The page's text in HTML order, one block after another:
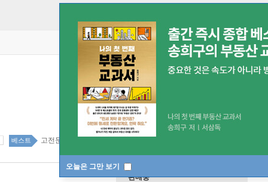
오늘은 그만 보기
베스트 고전문학 19위
판매중